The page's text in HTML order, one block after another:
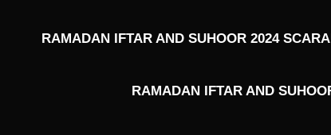
RAMADAN IFTAR AND SUHOOR 2024
RAMADAN IFTAR AND